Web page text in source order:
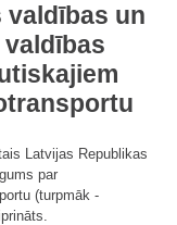
valdības un
Latvijas Republikas
par
(turpmāk -